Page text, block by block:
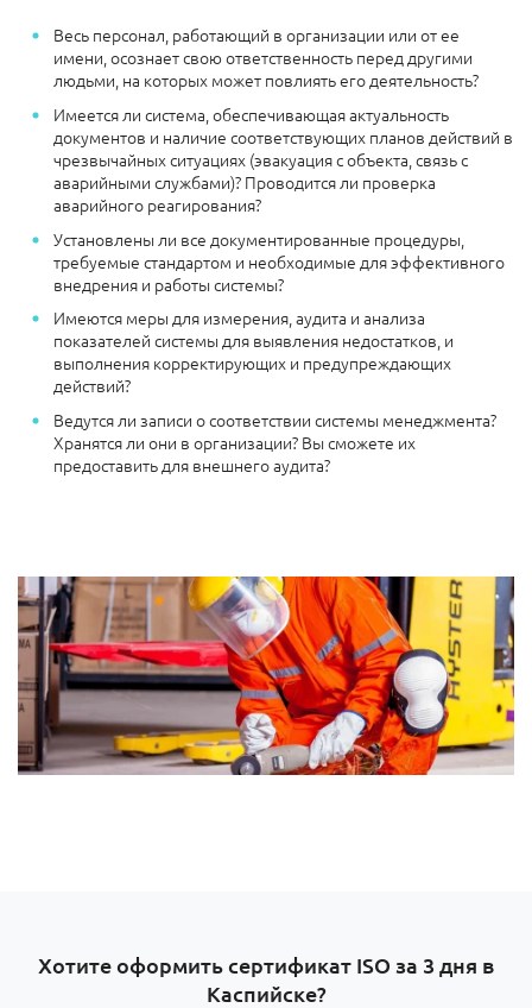
Весь персонал, работающий в организации или от ее
имени, осознает свою ответственность перед другими
людьми, на которых может повлиять его деятельность?
Имеется ли система, обеспечивающая актуальность
документов и наличие соответствующих планов действий в
чрезвычайных ситуациях (эвакуация с объекта, связь с
аварийными службами)? Проводится ли проверка
аварийного реагирования?
Установлены ли все документированные процедуры,
требуемые стандартом и необходимые для эффективного
внедрения и работы системы?
Имеются меры для измерения, аудита и анализа
показателей системы для выявления недостатков, и
выполнения корректирующих и предупреждающих
действий?
Ведутся ли записи о соответствии системы менеджмента?
Хранятся ли они в организации? Вы сможете их
предоставить для внешнего аудита?
Хотите оформить сертификат ISO за 3 дня в
Каспийске?